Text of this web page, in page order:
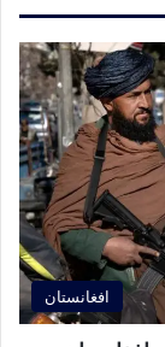
افغانستان